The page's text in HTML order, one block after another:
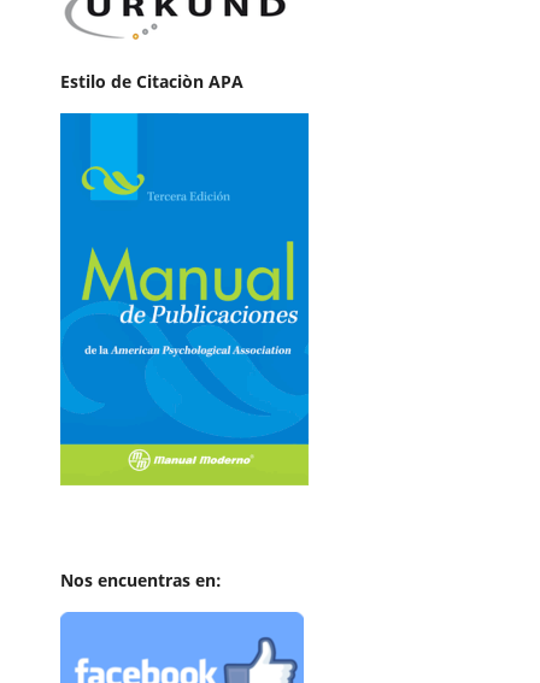
Estilo de Citaciòn APA
Nos encuentras en: